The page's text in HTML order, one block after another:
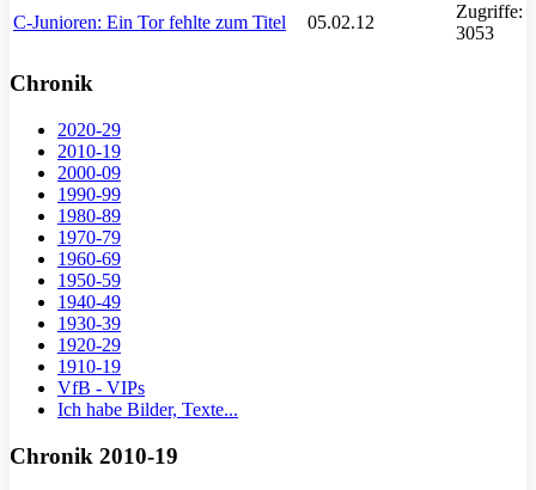
C-Junioren: Ein Tor fehlte zum Titel
05.02.12
Zugriffe:
3053
Chronik
2020-29
2010-19
2000-09
1990-99
1980-89
1970-79
1960-69
1950-59
1940-49
1930-39
1920-29
1910-19
VfB - VIPs
Ich habe Bilder, Texte...
Chronik 2010-19